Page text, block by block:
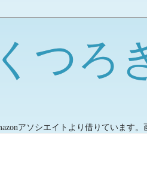
つろ
アソシエイトより借りています